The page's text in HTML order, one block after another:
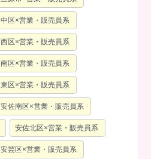
中区×営業・販売員系
西区×営業・販売員系
南区×営業・販売員系
東区×営業・販売員系
安佐南区×営業・販売員系
安佐北区×営業・販売員系
安芸区×営業・販売員系